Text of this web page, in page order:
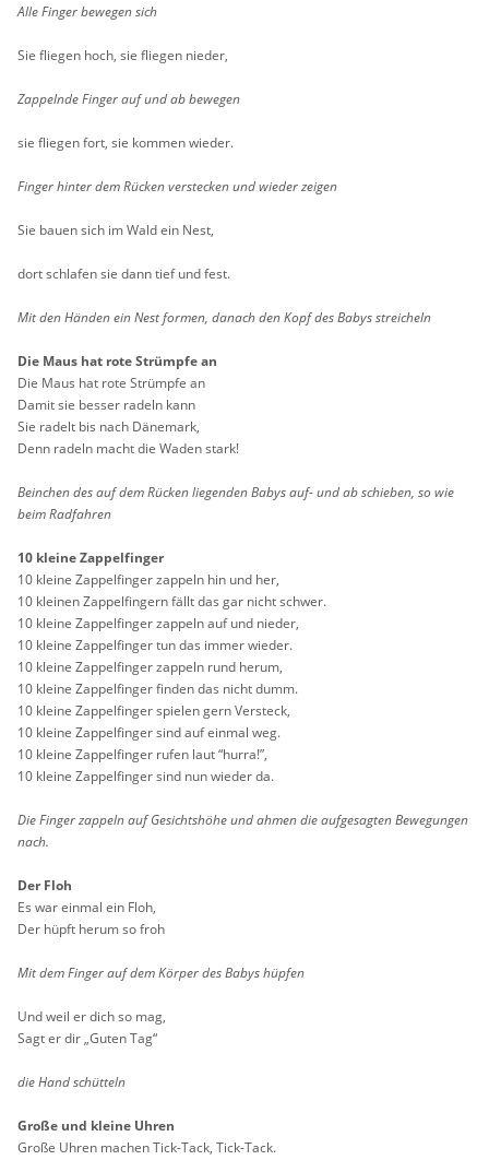
Alle Fin­ger be­we­gen sich
Sie flie­gen hoch, sie flie­gen nie­der,
Zap­peln­de Fin­ger auf und ab be­we­gen
sie flie­gen fort, sie kom­men wie­der.
Fin­ger hin­ter dem Rü­cken ver­ste­cken und wie­der zei­gen
Sie bauen sich im Wald ein Nest,
dort schla­fen sie dann tief und fest.
Mit den Hän­den ein Nest for­men, da­nach den Kopf des Babys strei­cheln
Die Maus hat rote Strümp­fe an
Die Maus hat rote Strümp­fe an
Damit sie bes­ser ra­deln kann
Sie ra­delt bis nach Dä­ne­mark,
Denn ra­deln macht die Waden stark!
Bein­chen des auf dem Rü­cken lie­gen­den Babys auf- und ab schie­ben, so wie
beim Rad­fah­ren
10 klei­ne Zap­pel­fin­ger
10 klei­ne Zap­pel­fin­ger zap­peln hin und her,
10 klei­nen Zap­pel­fin­gern fällt das gar nicht schwer.
10 klei­ne Zap­pel­fin­ger zap­peln auf und nie­der,
10 klei­ne Zap­pel­fin­ger tun das immer wie­der.
10 klei­ne Zap­pel­fin­ger zap­peln rund herum,
10 klei­ne Zap­pel­fin­ger fin­den das nicht dumm.
10 klei­ne Zap­pel­fin­ger spie­len gern Ver­steck,
10 klei­ne Zap­pel­fin­ger sind auf ein­mal weg.
10 klei­ne Zap­pel­fin­ger rufen laut “hurra!”,
10 klei­ne Zap­pel­fin­ger sind nun wie­der da.
Die Fin­ger zap­peln auf Ge­sichts­hö­he und ahmen die auf­ge­sag­ten Be­we­gun­gen
nach.
Der Floh
Es war ein­mal ein Floh,
Der hüpft herum so froh
Mit dem Fin­ger auf dem Kör­per des Babys hüp­fen
Und weil er dich so mag,
Sagt er dir „Guten Tag“
die Hand schüt­teln
Große und klei­ne Uhren
Große Uhren ma­chen Tick-Tack, Tick-Tack.